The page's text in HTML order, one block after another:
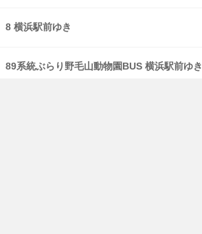
8 横浜駅前ゆき
89系統ぶらり野毛山動物園BUS 横浜駅前ゆき